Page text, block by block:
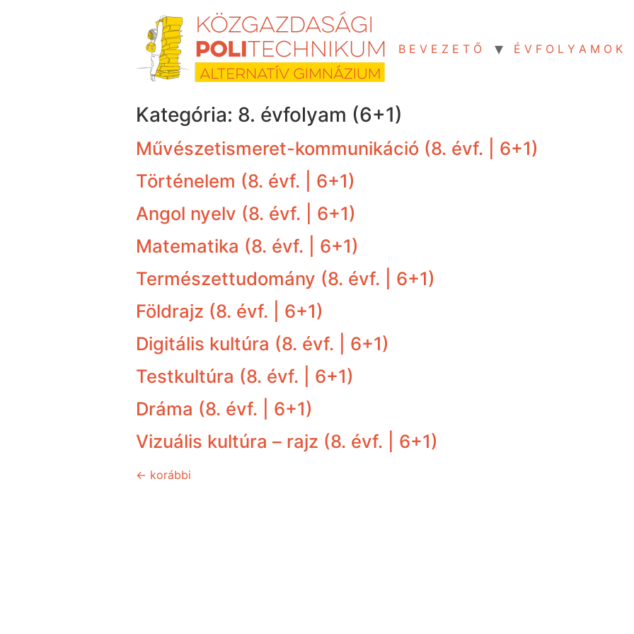
B E V E Z E T Ő É V F O L Y A M O K
Kategória: 8. évfolyam (6+1)
Művészetismeret-kommunikáció (8. évf. | 6+1)
Történelem (8. évf. | 6+1)
Angol nyelv (8. évf. | 6+1)
Matematika (8. évf. | 6+1)
Természettudomány (8. évf. | 6+1)
Földrajz (8. évf. | 6+1)
Digitális kultúra (8. évf. | 6+1)
Testkultúra (8. évf. | 6+1)
Dráma (8. évf. | 6+1)
Vizuális kultúra – rajz (8. évf. | 6+1)
← korábbi